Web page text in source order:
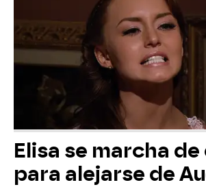
Elisa se marcha de
para alejarse de